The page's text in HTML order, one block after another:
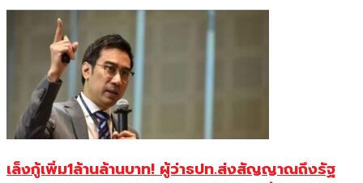
เล็งกู้เพิ่ม1ล้านล้านบาท! ผู้ว่าธปท.ส่งสัญญาณถึงรัฐ